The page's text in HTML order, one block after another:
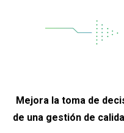
Mejora la toma de
de una gestión de